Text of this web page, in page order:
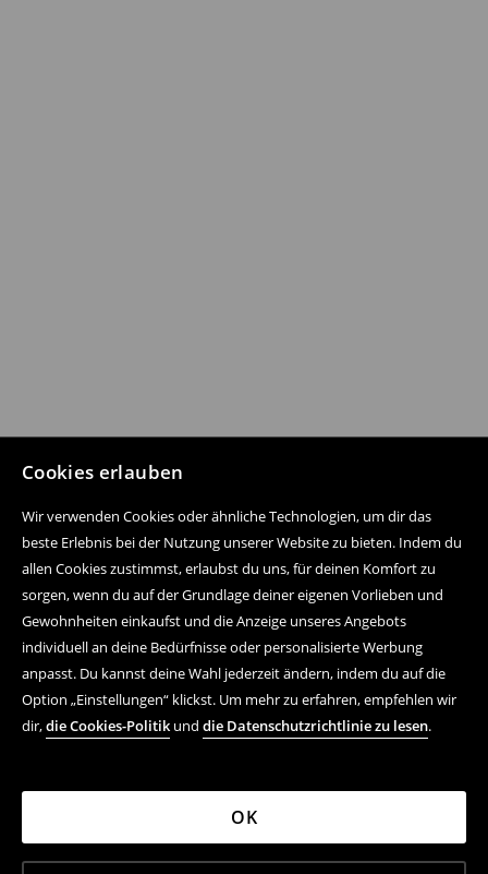
Cookies erlauben
Wir verwenden Cookies oder ähnliche Technologien, um dir das
beste Erlebnis bei der Nutzung unserer Website zu bieten. Indem du
allen Cookies zustimmst, erlaubst du uns, für deinen Komfort zu
sorgen, wenn du auf der Grundlage deiner eigenen Vorlieben und
Gewohnheiten einkaufst und die Anzeige unseres Angebots
individuell an deine Bedürfnisse oder personalisierte Werbung
anpasst. Du kannst deine Wahl jederzeit ändern, indem du auf die
Option „Einstellungen“ klickst. Um mehr zu erfahren, empfehlen wir
dir,die Cookies-Politik und die Datenschutzrichtlinie zu lesen.
OK